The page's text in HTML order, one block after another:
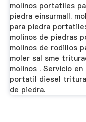
molinos portatiles
piedra einsurmall.
para piedra
molinos de piedras
molinos de rodillos
moler sal sme
molinos . Servicio en
portatil diesel
de piedra.